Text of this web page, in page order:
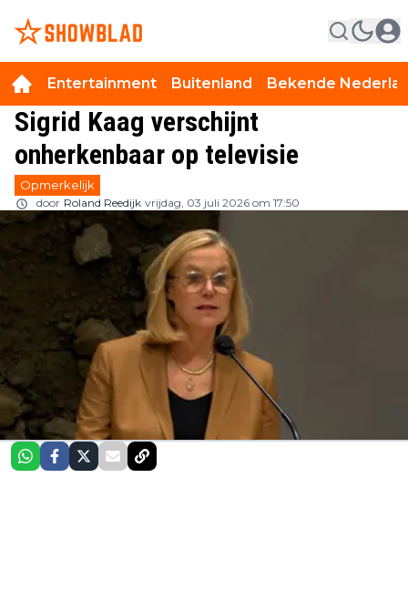
Entertainment Buitenland Bekende
Sigrid Kaag verschijnt
onherkenbaar op televisie
Opmerkelijk
door Roland Reedijk vrijdag, 03 juli 2026 om 17:50